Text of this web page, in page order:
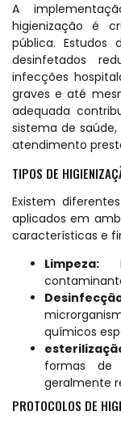
A
higienização é
pública. Estudos
desinfetados
infecções
graves e até
adequada
sistema de
atendimento
TIPOS DE
Existem
aplicados em
características e
Limpeza:
químicos
formas de
geralmente
PROTOCOLOS DE